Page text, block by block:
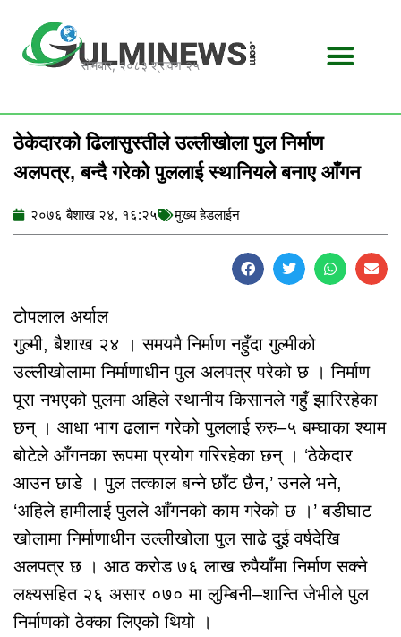
content
सोमबार, २०८३ श्रावण २५
ठेकेदारको ढिलासुस्तीले उल्लीखोला पुल निर्माण
अलपत्र, बन्दै गरेको पुललाई स्थानियले बनाए आँगन
२०७६ बैशाख २४, १६:२५ मुख्य हेडलाईन
टोपलाल अर्याल
गुल्मी, बैशाख २४ । समयमै निर्माण नहुँदा गुल्मीको
उल्लीखोलामा निर्माणाधीन पुल अलपत्र परेको छ । निर्माण
पूरा नभएको पुलमा अहिले स्थानीय किसानले गहुँ झारिरहेका
छन् । आधा भाग ढलान गरेको पुललाई रुरु–५ बम्घाका श्याम
बोटेले आँगनका रूपमा प्रयोग गरिरहेका छन् । ‘ठेकेदार
आउन छाडे । पुल तत्काल बन्ने छाँट छैन,’ उनले भने,
‘अहिले हामीलाई पुलले आँगनको काम गरेको छ ।’ बडीघाट
खोलामा निर्माणाधीन उल्लीखोला पुल साढे दुई वर्षदेखि
अलपत्र छ । आठ करोड ७६ लाख रुपैयाँमा निर्माण सक्ने
लक्ष्यसहित २६ असार ०७० मा लुम्बिनी–शान्ति जेभीले पुल
निर्माणको ठेक्का लिएको थियो ।